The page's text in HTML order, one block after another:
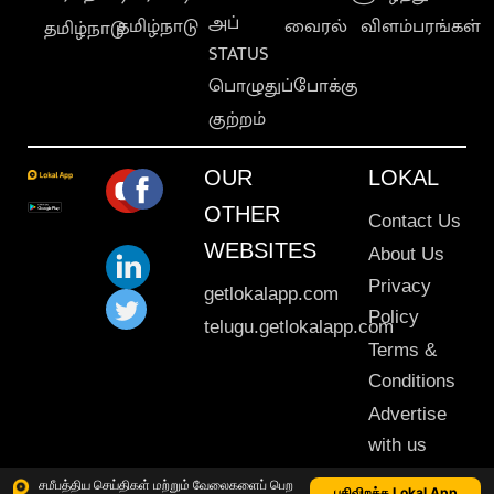
சமீபத்திய செய்திகள் மற்றும் வேலைகளைப் பெற
தமிழ்நாடுதமிழ்நாடு அப்
STATUS
பொழுதுப்போக்கு
குற்றம்
வைரல் விளம்பரங்கள்
OUR
OTHER
WEBSITES
getlokalapp.com
telugu.getlokalapp.com
LOKAL
Contact Us
About Us
Privacy
Policy
Terms &
Conditions
Advertise
with us
Sitemap